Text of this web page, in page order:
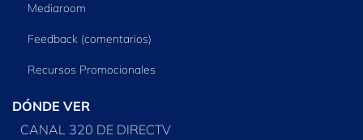
Mediaroom
Feedback (comentarios)
Recursos Promocionales
DÓNDE VER
CANAL 320 DE DIRECTV